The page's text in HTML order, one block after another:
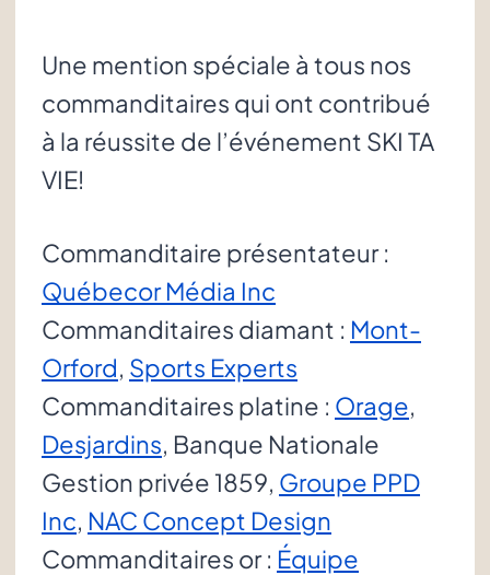
Une mention spéciale à tous nos
commanditaires qui ont contribué
à la réussite de l’événement SKI TA
VIE!
Commanditaire présentateur :
Québecor Média Inc
Commanditaires diamant : Mont-
Orford, Sports Experts
Commanditaires platine : Orage,
Desjardins, Banque Nationale
Gestion privée 1859, Groupe PPD
Inc, NAC Concept Design
Commanditaires or : Équipe